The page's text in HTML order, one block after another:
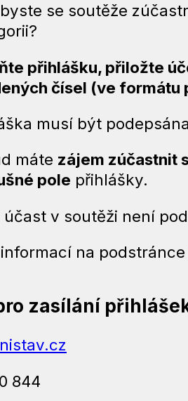
byste se soutěže
přihlášku, přiložte
čísel (ve formátu
musí být
máte zájem zúčastnit
pole přihlášky.
účast v soutěži není
na podstránce
zasílání
844